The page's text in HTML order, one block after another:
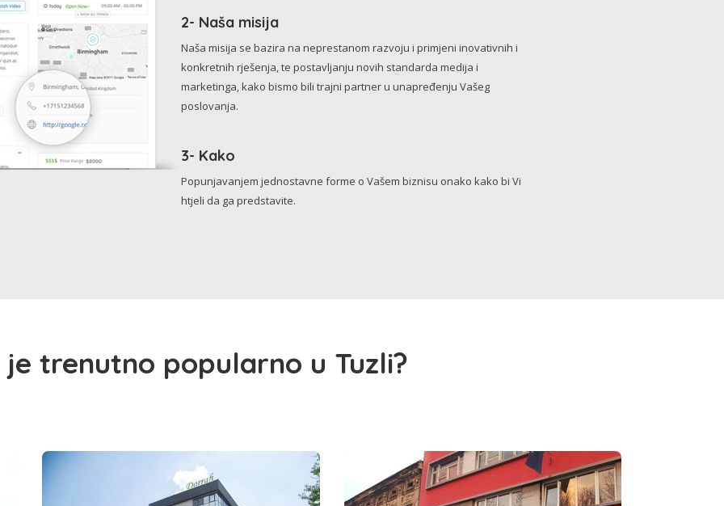
2- Naša misija
Naša misija se bazira na neprestanom razvoju i primjeni inovativnih i
konkretnih rješenja, te postavljanju novih standarda medija i
marketinga, kako bismo bili trajni partner u unapređenju Vašeg
poslovanja.
3- Kako
Popunjavanjem jednostavne forme o Vašem biznisu onako kako bi Vi
htjeli da ga predstavite.
je trenutno popularno u Tuzli?